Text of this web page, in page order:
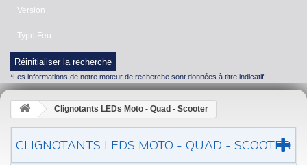
Version
Type Feu
Réinitialiser la recherche
*Les informations de notre moteur de recherche sont données à titre indicatif
Clignotants LEDs Moto - Quad - Scooter
CLIGNOTANTS LEDS MOTO - QUAD - SCOOTER